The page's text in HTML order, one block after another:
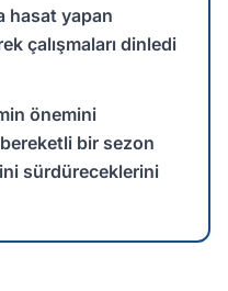
hasat yapan
çalışmaları dinledi
önemini
bir sezon
sürdüreceklerini